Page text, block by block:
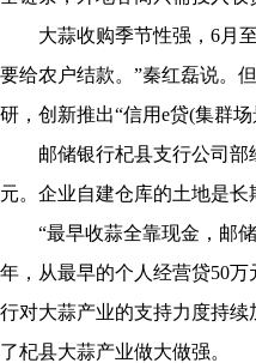
大蒜收购季节性强，6月至
要给农户结款。”秦红磊说。
研，创新推出“信用e贷(集群
邮储银行杞县支行公司部经
元。企业自建仓库的土地是
“最早收蒜全靠现金，邮储
年，从最早的个人经营贷50
行对大蒜产业的支持力度持续
了杞县大蒜产业做大做强。